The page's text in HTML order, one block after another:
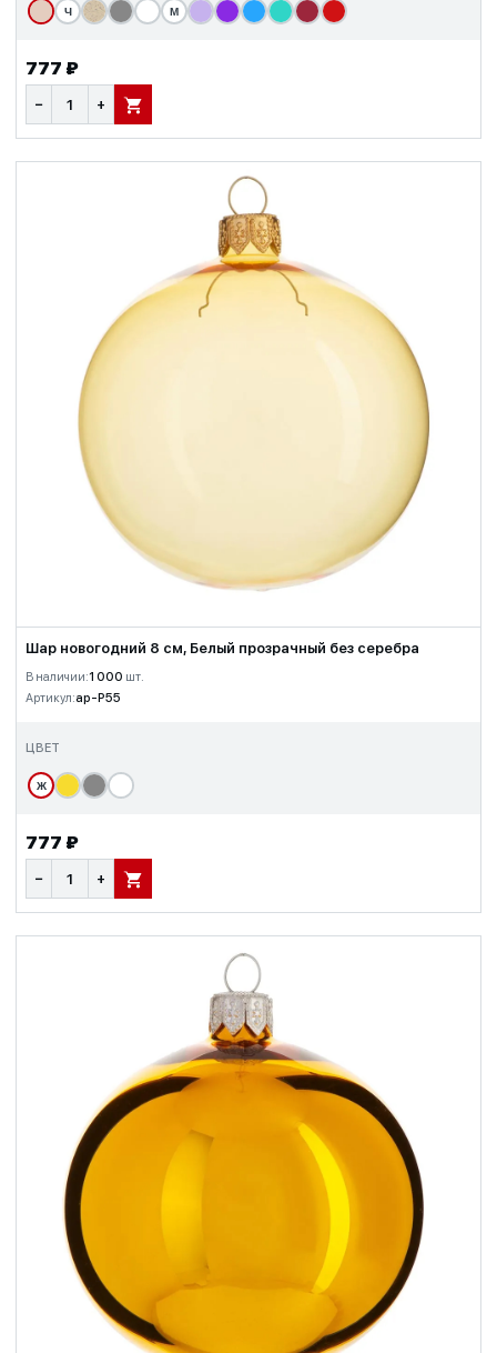
Ч М
777 ₽
− + В КОРЗИНУ
Шар новогодний 8 см, Белый прозрачный без серебра
В наличии:1 000 шт.
Артикул:ap-P55
ЦВЕТ
Ж
777 ₽
− + В КОРЗИНУ